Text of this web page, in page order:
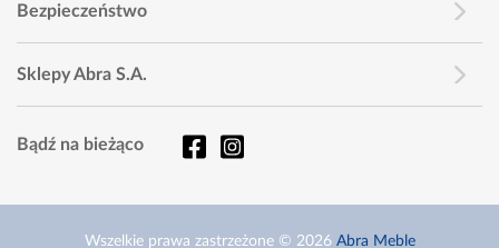
Bezpieczeństwo
Sklepy Abra S.A.
Bądź na bieżąco
Wszelkie prawa zastrzeżone © 2026 Abra Meble